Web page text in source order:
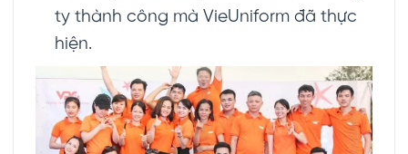
ty thành công mà VieUniform đã thực
hiện.